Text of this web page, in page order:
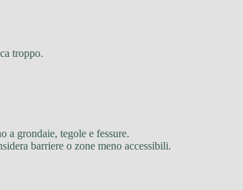
troppo.
a grondaie, tegole e fessure.
barriere o zone meno accessibili.